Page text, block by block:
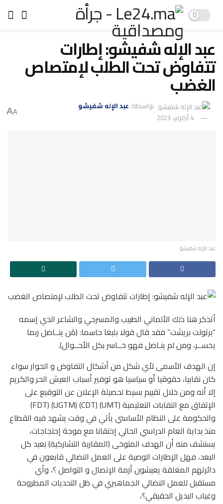
عبد الإله شفيشو: إطارات
تتفاوض تحت الطلب لإمتصاص
الغضب
بواسطة: عبد الإله شفيشو
4 أكتوبر، 2023
A
A
عبد الإله شفيشو
أتذكر هنا ذلك الألماني الطبيب والمسرحي والشاعر الذي إسمه
“برتولت بريشت” فقد قال قولا بليغا حاسما: (مَن ينــاضل ربما
يخســر، ومن لم ينـاضل فهو خــاسر بكل الأحــوال).
إن الهدف الأسمى لأي شكل من أشكال التفاوض و الحوار سواء
كان نقابيا، حقوقيا أو سياسيا هو توفير أسباب العيش الحر والكريم
إلا أنه ومن خلال تقييم بسيط لحصيلة الإعلان عن التوقيع على
الإتفاق مع النقابات التعليمية (UMT) (CDT) (UGTM) (FDT)
والحكومة على النظام الأساسي يأتي في وقت يشهد فيه القطاع
منذ بداية العام الدراسي الحالي إحتقانا مع موجة إحتجاجات،
يستشف منه أن الهدف المتوخى (المقاربة التشاركية) بعيد كل
البعد، فهل الإطارات الوصية على العمل النضالي قابعون في
دائرتهم المغلقة يعيشون أزمة الإتصال و التواصل ؟، وأي
مستقبل للعمل النضالي الجماهيري في ظل التحديات المطروحة
وغياب البديل الحقيقي؟،